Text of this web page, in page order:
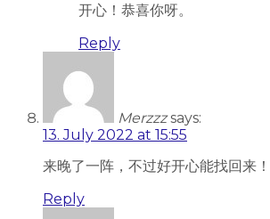
开心！恭喜你呀。
Reply
Merzzz says:
13. July 2022 at 15:55
来晚了一阵，不过好开心能找回来
Reply